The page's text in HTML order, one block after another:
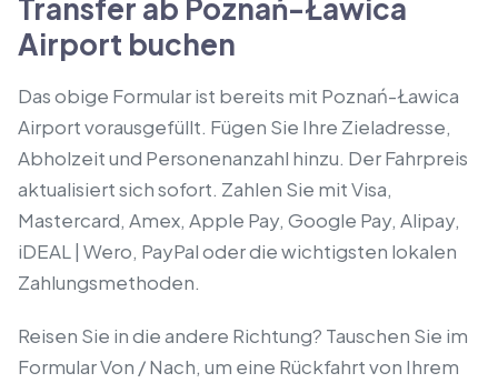
Transfer ab Poznań-Ławica
Airport buchen
Das obige Formular ist bereits mit Poznań-Ławica
Airport vorausgefüllt. Fügen Sie Ihre Zieladresse,
Abholzeit und Personenanzahl hinzu. Der Fahrpreis
aktualisiert sich sofort. Zahlen Sie mit Visa,
Mastercard, Amex, Apple Pay, Google Pay, Alipay,
iDEAL | Wero, PayPal oder die wichtigsten lokalen
Zahlungsmethoden.
Reisen Sie in die andere Richtung? Tauschen Sie im
Formular Von / Nach, um eine Rückfahrt von Ihrem